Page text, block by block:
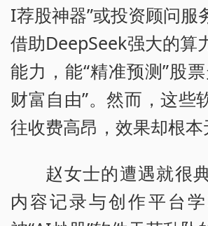
I荐股神器”或投资顾问服
借助DeepSeek强大的算
能力，能“精准预测”股
财富自由”。然而，这些
往收费高昂，效果却根本
赵女士的遭遇就很
内容记录与创作平台学